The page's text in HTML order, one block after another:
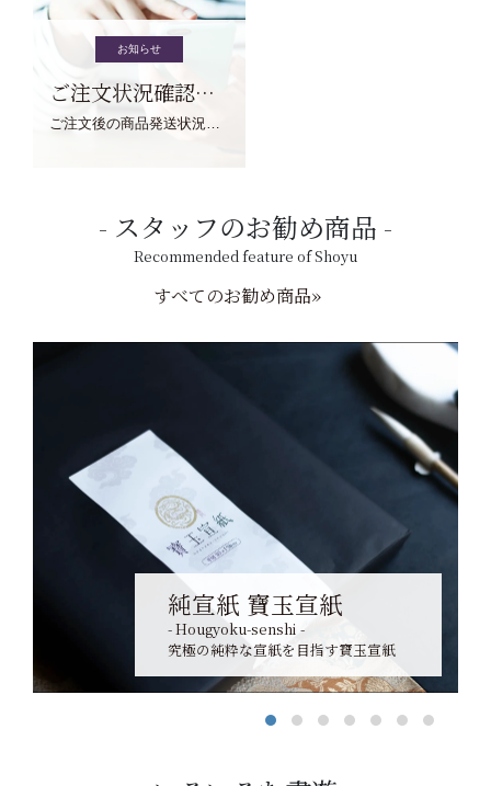
お知らせ
ご注文状況確認について
ご注文後の商品発送状況については、こちらからご確認くださいませ。
スタッフのお勧め商品
Recommended feature of Shoyu
すべてのお勧め商品»
純宣紙 寶玉宣紙
- Hougyoku-senshi -
究極の純粋な宣紙を目指す寶玉宣紙